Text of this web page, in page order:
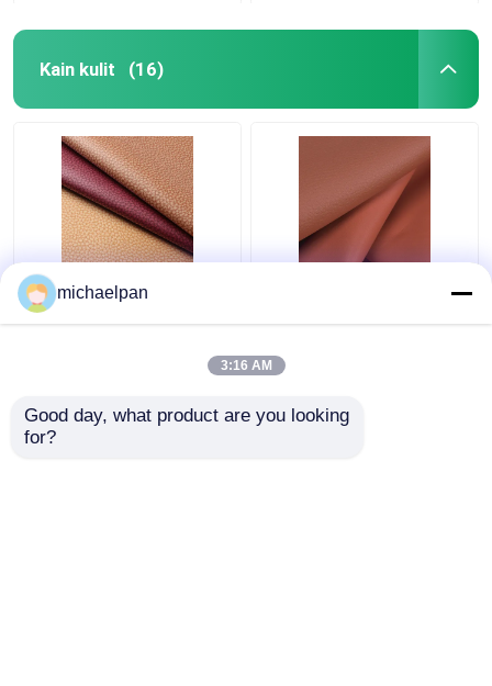
Kain kulit (16)
Litchi Leather Fabric
1,2mm Kain Kulit
Fouling
michaelpan
3:16 AM
Good day, what product are you looking
for?